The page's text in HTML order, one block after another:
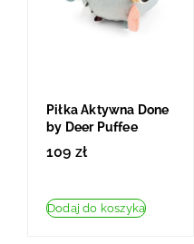
Piłka Aktywna Done
by Deer Puffee
109 zł
Dodaj do koszyka